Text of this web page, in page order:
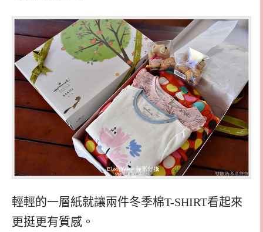
輕輕的一層紙就讓兩件冬季棉T-SHIRT看起來
更挺更有質感。